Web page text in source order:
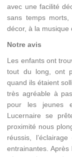
avec une facilité
sans temps
décor, à la musique
Notre avis
Les enfants ont
tout du long, ont
quand ils étaient
très agréable à
pour les jeunes
Lucernaire se
proximité nous
réussis,
entrainantes.